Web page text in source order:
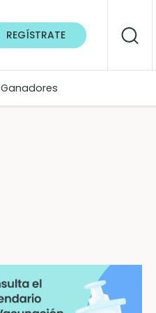
REGÍSTRATE
Ganadores